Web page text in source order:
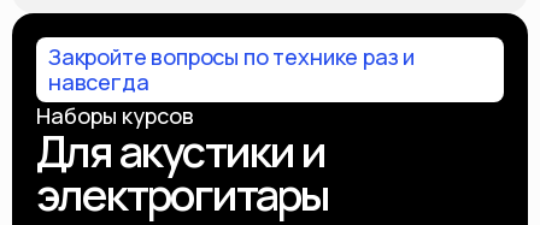
Закройте вопросы по технике раз и
навсегда
Наборы курсов
Для акустики и
электрогитары